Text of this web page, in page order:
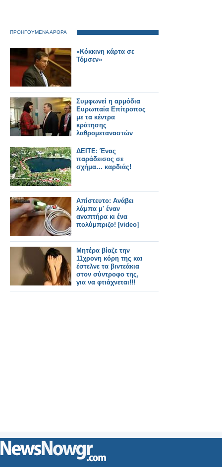
ΠΡΟΗΓΟΥΜΕΝΑ ΑΡΘΡΑ
«Κόκκινη κάρτα σε
Τόμσεν»
Συμφωνεί η αρμόδια
Ευρωπαία Επίτροπος
με τα κέντρα
κράτησης
λαθρομεταναστών
ΔΕΙΤΕ: Ένας
παράδεισος σε
σχήμα… καρδιάς!
Απίστευτο: Ανάβει
λάμπα μ' έναν
αναπτήρα κι ένα
πολύμπριζο! [video]
Μητέρα βίαζε την
11χρονη κόρη της και
έστελνε τα βιντεάκια
στον σύντροφο της,
για να φτιάχνεται!!!